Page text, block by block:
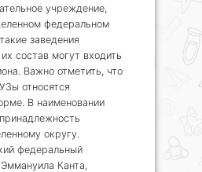
учреждение,
федеральном
заведения
состав могут входить
Важно отметить, что
относятся
В наименовании
округу.
федеральный
Канта,